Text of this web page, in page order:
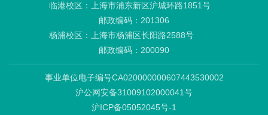
临港校区：上海市浦东新区沪城环路1851号
邮政编码：201306
杨浦校区：上海市杨浦区长阳路2588号
邮政编码：200090
事业单位电子编号CA020000000607443530002
沪公网安备31009102000041号
沪ICP备05052045号-1